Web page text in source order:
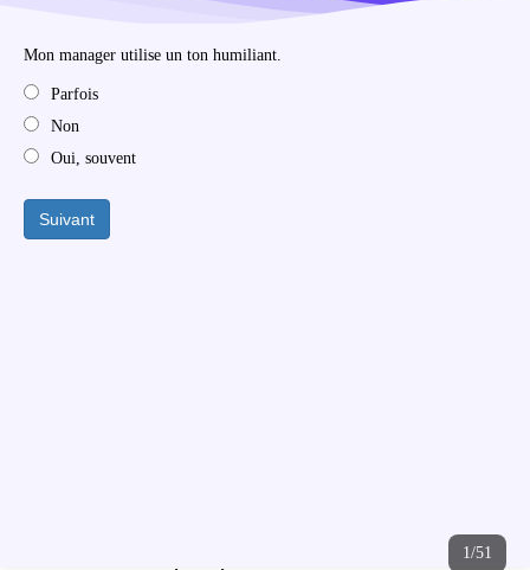
Mon manager utilise un ton humiliant.
Parfois
Non
Oui, souvent
Suivant
1/51